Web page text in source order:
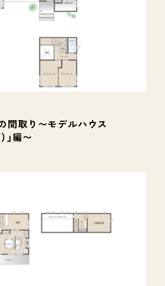
間取り〜モデルハウス
」編〜